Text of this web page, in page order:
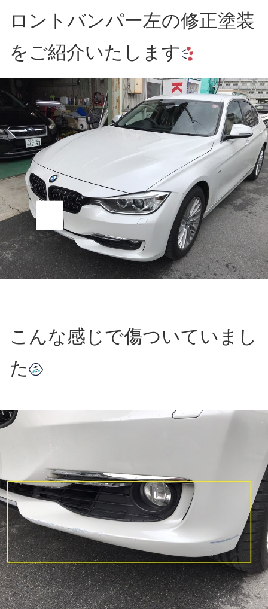
ロントバンパー左の修正塗装
をご紹介いたします
こんな感じで傷ついていまし
た